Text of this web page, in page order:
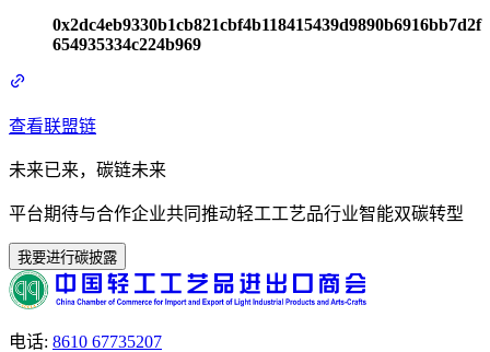
0x2dc4eb9330b1cb821cbf4b118415439d9890b6916bb7d2f
654935334c224b969
查看联盟链
未来已来，碳链未来
平台期待与合作企业共同推动轻工工艺品行业智能双碳转型
我要进行碳披露
电话: 8610 67735207